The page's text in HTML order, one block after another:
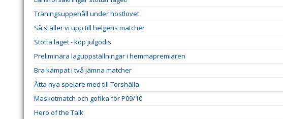
Träningsuppehåll under höstlovet
Så ställer vi upp till helgens matcher
Stötta laget - köp julgodis
Preliminära laguppställningar i hemmapremiären
Bra kämpat i två jämna matcher
Åtta nya spelare med till Torshälla
Maskotmatch och gofika för P09/10
Hero of the Talk